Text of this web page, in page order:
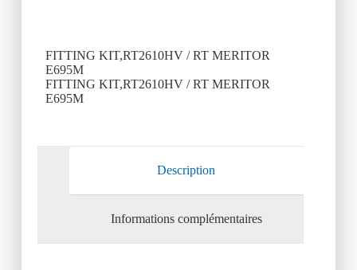
FITTING KIT,RT2610HV / RT MERITOR
E695M
FITTING KIT,RT2610HV / RT MERITOR
E695M
Description
Informations complémentaires